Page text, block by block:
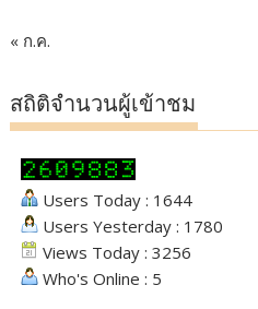
« ก.ค.
สถิติจำนวนผู้เข้าชม
Users Today : 1644
Users Yesterday : 1780
Views Today : 3256
Who's Online : 5